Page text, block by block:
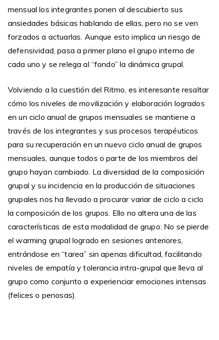
mensual los integrantes ponen al descubierto sus
ansiedades básicas hablando de ellas, pero no se ven
forzados a actuarlas. Aunque esto implica un riesgo de
defensividad, pasa a primer plano el grupo interno de
cada uno y se relega al “fondo” la dinámica grupal.
Volviendo a la cuestión del Ritmo, es interesante resaltar
cómo los niveles de movilización y elaboración logrados
en un ciclo anual de grupos mensuales se mantiene a
través de los integrantes y sus procesos terapéuticos
para su recuperación en un nuevo ciclo anual de grupos
mensuales, aunque todos o parte de los miembros del
grupo hayan cambiado. La diversidad de la composición
grupal y su incidencia en la producción de situaciones
grupales nos ha llevado a procurar variar de ciclo a ciclo
la composición de los grupos. Ello no altera una de las
características de esta modalidad de grupo: No se pierde
el warming grupal logrado en sesiones anteriores,
entrándose en “tarea” sin apenas dificultad, facilitando
niveles de empatía y tolerancia intra-grupal que lleva al
grupo como conjunto a experienciar emociones intensas
(felices o penosas).